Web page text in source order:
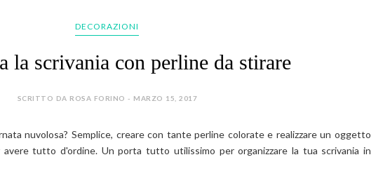
DECORAZIONI
la scrivania con perline da stirare
SCRITTO DA ROSA FORINO - MARZO 15, 2017
nuvolosa? Semplice, creare con tante perline colorate e realizzare un oggetto
tutto d'ordine. Un porta tutto utilissimo per organizzare la tua scrivania in